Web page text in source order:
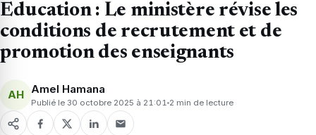
Education : Le ministère révise les
conditions de recrutement et de
promotion des enseignants
AH Amel Hamana
Publié le 30 octobre 2025 à 21:01 2 min de lecture